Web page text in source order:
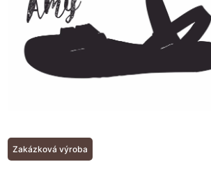
Zakázková výroba